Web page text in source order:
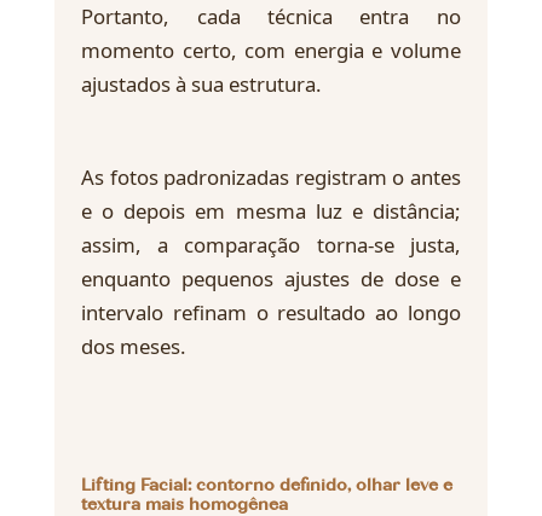
Portanto, cada técnica entra no
momento certo, com energia e volume
ajustados à sua estrutura.
As fotos padronizadas registram o antes
e o depois em mesma luz e distância;
assim, a comparação torna-se justa,
enquanto pequenos ajustes de dose e
intervalo refinam o resultado ao longo
dos meses.
Lifting Facial: contorno definido, olhar leve e
textura mais homogênea